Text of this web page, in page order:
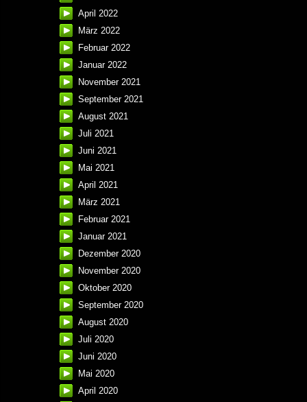
April 2022
März 2022
Februar 2022
Januar 2022
November 2021
September 2021
August 2021
Juli 2021
Juni 2021
Mai 2021
April 2021
März 2021
Februar 2021
Januar 2021
Dezember 2020
November 2020
Oktober 2020
September 2020
August 2020
Juli 2020
Juni 2020
Mai 2020
April 2020